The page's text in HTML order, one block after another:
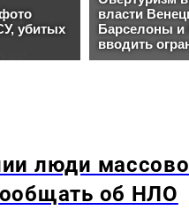
люди массово
об НЛО